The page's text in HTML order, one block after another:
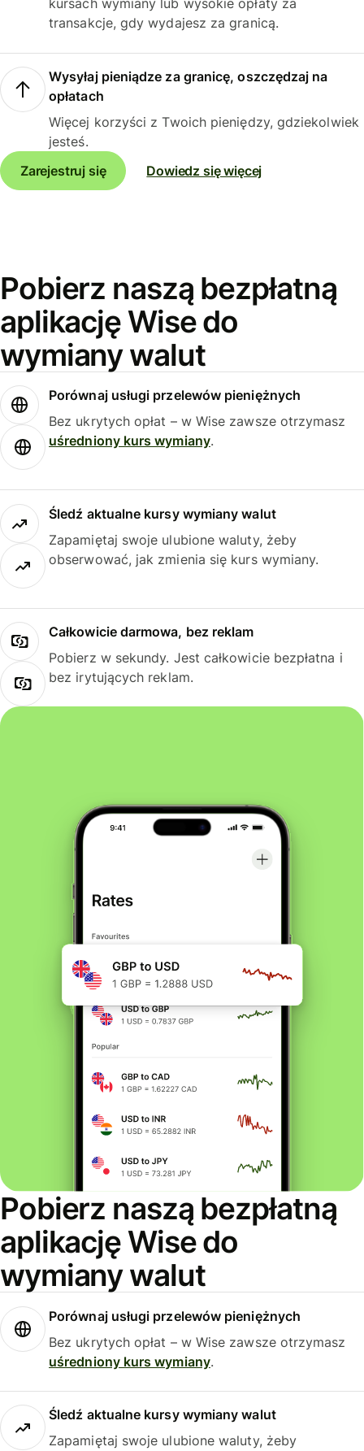
kursach wymiany lub wysokie opłaty za
transakcje, gdy wydajesz za granicą.
Wysyłaj pieniądze za granicę, oszczędzaj na
opłatach
Więcej korzyści z Twoich pieniędzy, gdziekolwiek
jesteś.
Zarejestruj się
Dowiedz się więcej
Pobierz naszą bezpłatną
aplikację Wise do
wymiany walut
Porównaj usługi przelewów pieniężnych
Bez ukrytych opłat – w Wise zawsze otrzymasz
uśredniony kurs wymiany.
Śledź aktualne kursy wymiany walut
Zapamiętaj swoje ulubione waluty, żeby
obserwować, jak zmienia się kurs wymiany.
Całkowicie darmowa, bez reklam
Pobierz w sekundy. Jest całkowicie bezpłatna i
bez irytujących reklam.
Pobierz naszą bezpłatną
aplikację Wise do
wymiany walut
Porównaj usługi przelewów pieniężnych
Bez ukrytych opłat – w Wise zawsze otrzymasz
uśredniony kurs wymiany.
Śledź aktualne kursy wymiany walut
Zapamiętaj swoje ulubione waluty, żeby